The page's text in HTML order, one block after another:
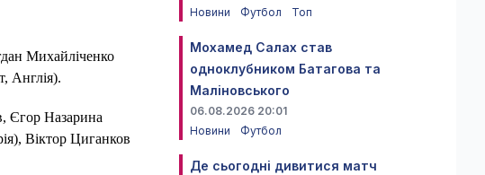
Михайліченко
Англія).
Єгор Назарина
Віктор Циганков
Новини
Футбол Топ
Мохамед Салах став
одноклубником Батагова та
Маліновського
06.08.2026 20:01
Новини
Футбол
Де сьогодні дивитися матч